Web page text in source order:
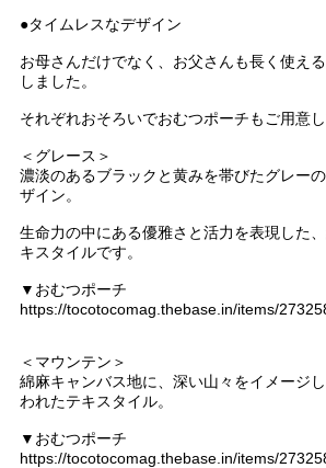
●タイムレスなデザイン
お母さんだけでなく、お父さんも長く使え
しました。
それぞれおそろいでおむつポーチもご用意し
＜グレース＞
濃淡のあるブラックと黄みを帯びたグレー
ザイン。
生命力の中にある優雅さと活力を表現した
キスタイルです。
▼おむつポーチ
https://tocotocomag.thebase.in/items/
＜マウンテン＞
綿麻キャンバス地に、深い山々をイメージ
われたテキスタイル。
▼おむつポーチ
https://tocotocomag.thebase.in/items/